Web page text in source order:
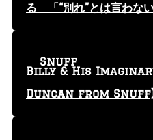
る 「“別れ”とは言わな
Billy & His
Duncan from
Snuff